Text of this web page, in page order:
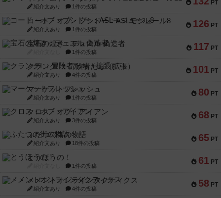
PT
紹介文あり 1件の投稿
126 PT
コード・オブ・ブシドー：ASLモジュール8
紹介文あり 1件の投稿
117 PT
宝石の煌き：デュエル 偽造者
1件の投稿
101 PT
クランク! ：冒険者たち（拡張）
紹介文あり 4件の投稿
80 PT
マーケットフレッシュ
紹介文あり 1件の投稿
68 PT
クロス・オブ・アイアン
紹介文あり 3件の投稿
65 PT
ふたつの街の物語
紹介文あり 18件の投稿
61 PT
とうほうの！
1件の投稿
58 PT
メメントオンラインタクティクス
紹介文あり 4件の投稿